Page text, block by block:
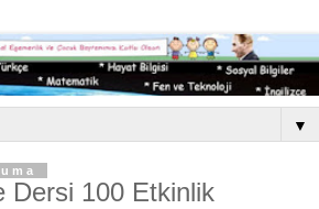
▼
Dersi 100 Etkinlik